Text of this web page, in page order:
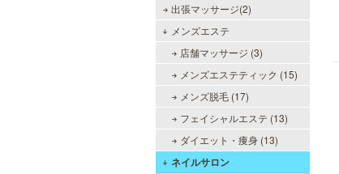
出張マッサージ(2)
メンズエステ
店舗マッサージ (3)
メンズエステティック (15)
メンズ脱毛 (17)
フェイシャルエステ (13)
ダイエット・痩身 (13)
ネイルサロン